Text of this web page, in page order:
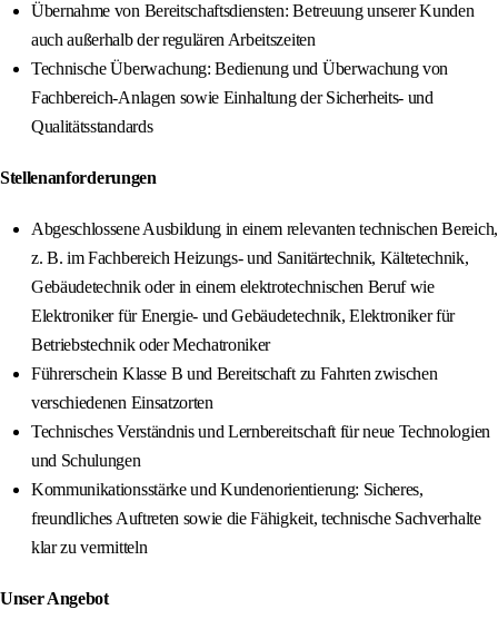
Übernahme von Bereitschaftsdiensten: Betreuung unserer Kunden
auch außerhalb der regulären Arbeitszeiten
Technische Überwachung: Bedienung und Überwachung von
Fachbereich-Anlagen sowie Einhaltung der Sicherheits- und
Qualitätsstandards
Stellenanforderungen
Abgeschlossene Ausbildung in einem relevanten technischen Bereich,
z. B. im Fachbereich Heizungs- und Sanitärtechnik, Kältetechnik,
Gebäudetechnik oder in einem elektrotechnischen Beruf wie
Elektroniker für Energie- und Gebäudetechnik, Elektroniker für
Betriebstechnik oder Mechatroniker
Führerschein Klasse B und Bereitschaft zu Fahrten zwischen
verschiedenen Einsatzorten
Technisches Verständnis und Lernbereitschaft für neue Technologien
und Schulungen
Kommunikationsstärke und Kundenorientierung: Sicheres,
freundliches Auftreten sowie die Fähigkeit, technische Sachverhalte
klar zu vermitteln
Unser Angebot